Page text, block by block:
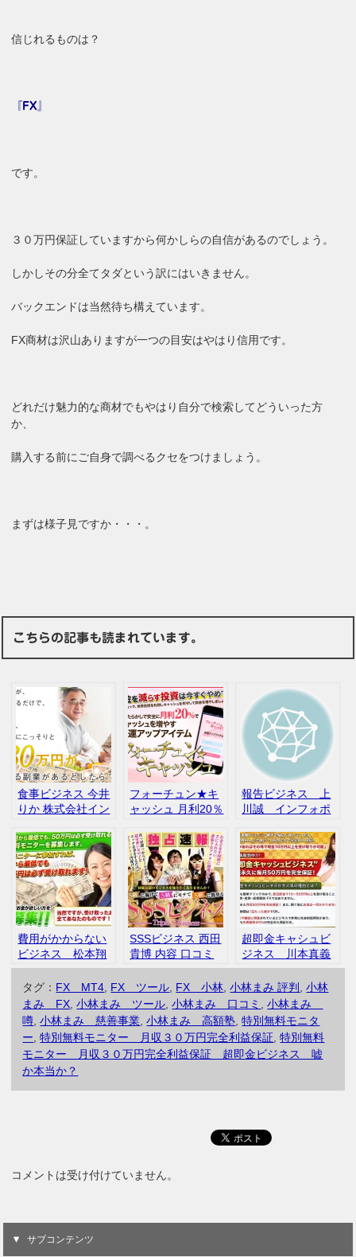
信じれるものは？
『FX』
です。
３０万円保証していますから何かしらの自信があるのでしょう。
しかしその分全てタダという訳にはいきません。
バックエンドは当然待ち構えています。
FX商材は沢山ありますが一つの目安はやはり信用です。
どれだけ魅力的な商材でもやはり自分で検索してどういった方
か、
購入する前にご自身で調べるクセをつけましょう。
まずは様子見ですか・・・。
こちらの記事も読まれています。
食事ビジネス 今井
りか 株式会社イン
フォーチュン★キ
ャッシュ 月利20％
やす
報告ビジネス 上
川誠 インフォポ
コミ レビュー
費用がかからない
ビジネス 松本翔
太 口コミ レビ
ュー
SSSビジネス 西田
貴博 内容 口コミ
超即金キャシュビ
ジネス 川本真義
アフィリエイトセ
ンター 口コミ
評判
タグ： FX MT4 FX ツール FX 小林 ,小林まみ 評判 ,小林
まみ FX ,小林まみ ツール ,小林まみ 口コミ ,小林まみ
噂 ,小林まみ 慈善事業 ,小林まみ 高額塾 ,特別無料モニタ
ー ,特別無料モニター 月収３０万円完全利益保証 ,特別無料
モニター 月収３０万円完全利益保証 超即金ビジネス 嘘
か本当か？
コメントは受け付けていません。
サブコンテンツ